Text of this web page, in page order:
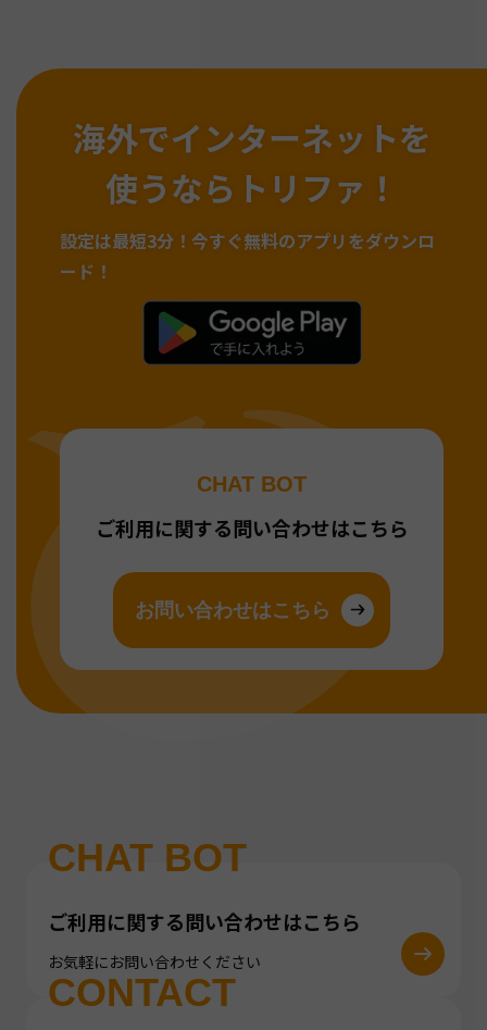
海外でインターネットを
使うならトリファ！
設定は最短3分！ 今すぐ無料のアプリをダウンロ
ード！
CHAT BOT
ご利用に関する問い合わせはこちら
お問い合わせはこちら
CHAT BOT
ご利用に関する問い合わせはこちら
お気軽にお問い合わせください
CONTACT